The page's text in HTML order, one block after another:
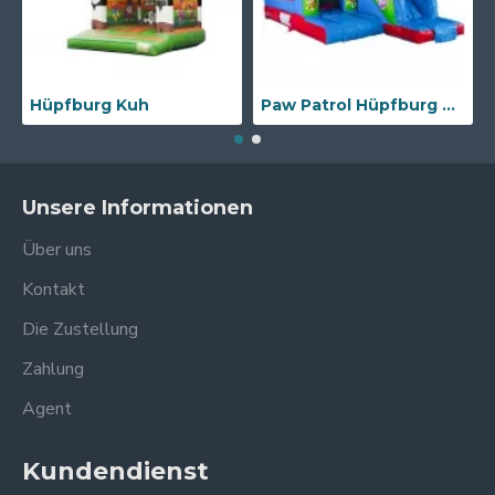
Hüpfburg Kuh Paw Patrol Hüpfburg Mit Rutsche
Unsere Informationen
Über uns
Kontakt
Die Zustellung
Zahlung
Agent
Kundendienst